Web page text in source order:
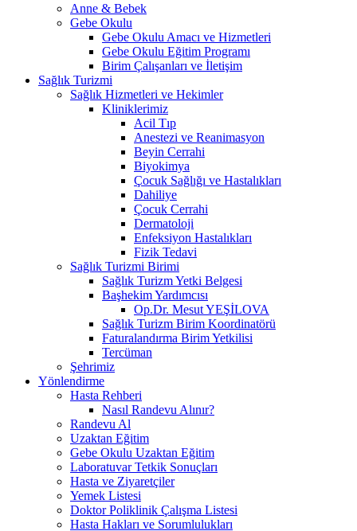
Anne & Bebek
Gebe Okulu
Gebe Okulu Amacı ve Hizmetleri
Gebe Okulu Eğitim Programı
Birim Çalışanları ve İletişim
Sağlık Turizmi
Sağlık Hizmetleri ve Hekimler
Kliniklerimiz
Acil Tıp
Anestezi ve Reanimasyon
Beyin Cerrahi
Biyokimya
Çocuk Sağlığı ve Hastalıkları
Dahiliye
Çocuk Cerrahi
Dermatoloji
Enfeksiyon Hastalıkları
Fizik Tedavi
Sağlık Turizmi Birimi
Sağlık Turizm Yetki Belgesi
Başhekim Yardımcısı
Op.Dr. Mesut YEŞİLOVA
Sağlık Turizm Birim Koordinatörü
Faturalandırma Birim Yetkilisi
Tercüman
Şehrimiz
Yönlendirme
Hasta Rehberi
Nasıl Randevu Alınır?
Randevu Al
Uzaktan Eğitim
Gebe Okulu Uzaktan Eğitim
Laboratuvar Tetkik Sonuçları
Hasta ve Ziyaretçiler
Yemek Listesi
Doktor Poliklinik Çalışma Listesi
Hasta Hakları ve Sorumlulukları